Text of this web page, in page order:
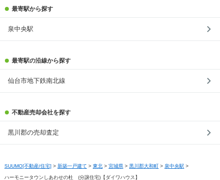
最寄駅から探す
泉中央駅
最寄駅の沿線から探す
仙台市地下鉄南北線
不動産売却会社を探す
黒川郡の売却査定
SUUMO[不動産/住宅] > 新築一戸建て > 東北 > 宮城県 > 黒川郡大和町 > 泉中央駅 >
ハーモニータウンしあわせの杜 (分譲住宅)【ダイワハウス】